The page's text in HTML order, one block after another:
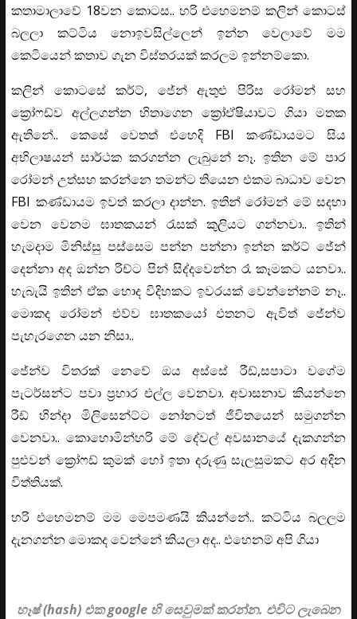
කතාමාලාවේ 18වන කොටස.. හරි එහෙමනම් කලින් කොටස්
බලලා කට්ටිය නොඉවසිල්ලෙන් ඉන්න වෙලාවේ මම
කෙටියෙන් කතාව ගැන විස්තරයක් කරලම ඉන්නම්කො.
කලින් කොටසේ කර්ට්, ජේන් ඇතුළු පිරිස රෝමන් සහ
ක්‍රෝෆඩ්ව අල්ලගන්න හිතාගෙන ක්‍රෝඒෂියාවට ගියා මතක
ඇතිනේ.. කෙසේ වෙතත් එහෙදි FBI කණ්ඩායමට සිය
අභිලාෂයන් සාර්ථක කරගන්න ලැබුනේ නෑ. ඉතින මේ පාර
රෝමන් උත්සහ කරන්නෙ තමන්ට තියෙන එකම බාධාව වෙන
FBI කණ්ඩායම ඉවත් කරලා දාන්න. ඉතින් රෝමන් මේ සදහා
වෙන වෙනම ඝාතකයන් රැසක් කුලියට ගන්නවා.. ඉතින්
හැමදාම මිනිස්සු පස්සෙම පන්න පන්නා ඉන්න කර්ට් ජේන්
දෙන්නා අද ඔන්න රිච්ට පින් සිද්දවෙන්න රෑ කෑමකට යනවා..
හැබැයි ඉතින් ඒක හොද විදිහකට ඉවරයක් වෙන්නේනම් නෑ..
මොකද රෝමන් එව්ව ඝාතකයෝ එතනට ඇවිත් ජේන්ව
පැහැරගෙන යන නිසා..
ජේන්ව විතරක් නෙවේ ඔය අස්සේ රීඩ්,සපාටා වගේම
පැටර්සන්ට පවා ප්‍රහාර එල්ල වෙනවා. අවාසනාව කියන්නෙ
රීඩ් හින්දා මිලිසෙන්ට්ට නෝනටත් ජිවිතයෙන් සමුගන්න
වෙනවා.. කොහොමින්හරි මේ දේවල් අවසානයේ දැකගන්න
පුළුවන් ක්‍රෝෆඩ් කුමක් හෝ ඉතා දරුණු සැලසුමකට අර අදින
විත්තියක්.
හරි එහෙමනම් මම මෙපමණයි කියන්නේ.. කට්ටිය බලලම
දැනගන්න මොකද වෙන්නේ කියලා අද.. එහෙනම් අපි ගියා
හෑෂ් (hash) එක google හි සෙවුමක් කරන්න. එවිට ලැබෙන